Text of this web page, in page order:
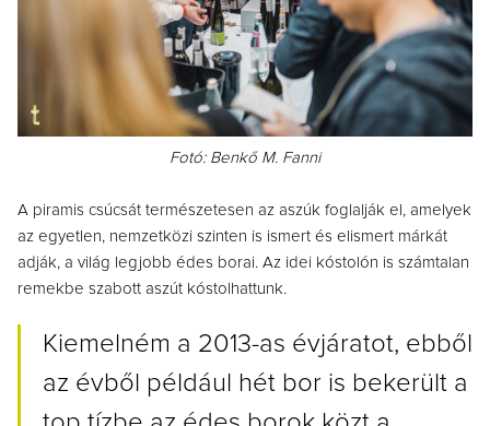
Fotó: Benkő M. Fanni
A piramis csúcsát természetesen az aszúk foglalják el, amelyek
az egyetlen, nemzetközi szinten is ismert és elismert márkát
adják, a világ legjobb édes borai. Az idei kóstolón is számtalan
remekbe szabott aszút kóstolhattunk.
Kiemelném a 2013-as évjáratot, ebből
az évből például hét bor is bekerült a